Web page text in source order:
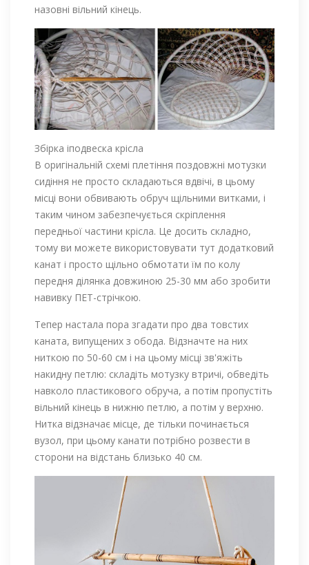
назовні вільний кінець.
Збірка іподвеска крісла
В оригінальній схемі плетіння поздовжні мотузки
сидіння не просто складаються вдвічі, в цьому
місці вони обвивають обруч щільними витками, і
таким чином забезпечується скріплення
передньої частини крісла. Це досить складно,
тому ви можете використовувати тут додатковий
канат і просто щільно обмотати їм по колу
передня ділянка довжиною 25-30 мм або зробити
навивку ПЕТ-стрічкою.
Тепер настала пора згадати про два товстих
каната, випущених з обода. Відзначте на них
ниткою по 50-60 см і на цьому місці зв'яжіть
накидну петлю: складіть мотузку втричі, обведіть
навколо пластикового обруча, а потім пропустіть
вільний кінець в нижню петлю, а потім у верхню.
Нитка відзначає місце, де тільки починається
вузол, при цьому канати потрібно розвести в
сторони на відстань близько 40 см.